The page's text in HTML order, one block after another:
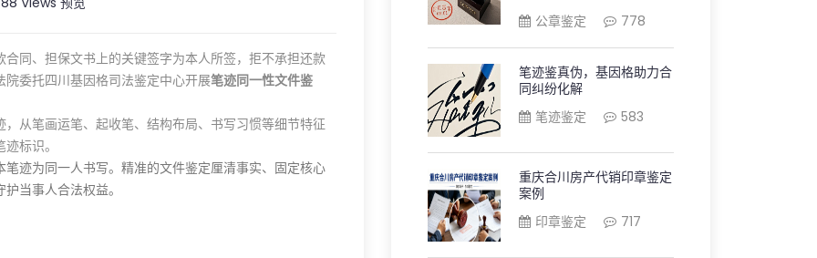
同、担保文书上的关键签字为本人所签，拒不承担还款
委托四川基因格司法鉴定中心开展笔迹同一性文件鉴
从笔画运笔、起收笔、结构布局、书写习惯等细节特征
标识。
迹为同一人书写。精准的文件鉴定厘清事实、固定核心
当事人合法权益。
公章鉴定
778
笔迹鉴真伪，基因格助力合
同纠纷化解
笔迹鉴定
583
重庆合川房产代销印章鉴定
案例
印章鉴定
717